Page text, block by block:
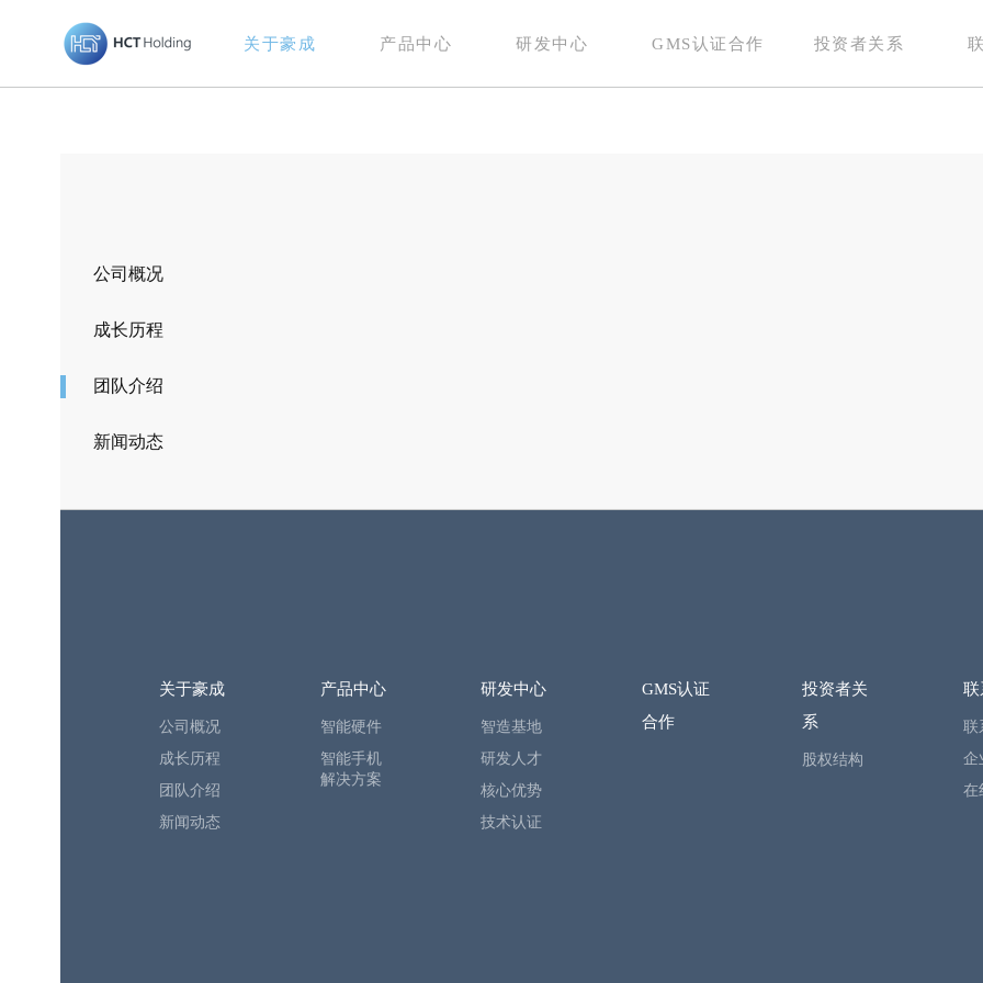
关于豪成 产品中心 研发中心 GMS认证合作 投资者关系
公司概况
成长历程
团队介绍
新闻动态
关于豪成
公司概况
成长历程
团队介绍
新闻动态
产品中心
智能硬件
智能手机
解决方案
研发中心
智造基地
研发人才
核心优势
技术认证
GMS认证
合作
投资者关
系
股权结构
联
联
企
在